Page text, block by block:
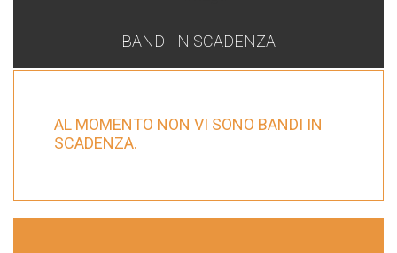
BANDI IN SCADENZA
AL MOMENTO NON VI SONO BANDI IN
SCADENZA.